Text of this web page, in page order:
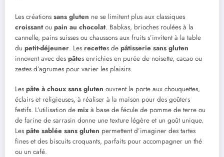
Les créations sans gluten ne se limitent plus aux classiques
croissantou pain au chocolat. Babkas, brioches roulées à la
cannelle, pains suisses ou chaussons aux fruits s’invitent à la table
du petit-déjeuner. Les recettes de pâtisserie sans gluten
innovent avec des pâtes enrichies en purée de noisette, cacao ou
zestes d’agrumes pour varier les plaisirs.
Les pâte à choux sans gluten ouvrent la porte aux chouquettes,
éclairs et religieuses, à réaliser à la maison pour des goûters
festifs. L’utilisation de mix à base de fécule de pomme de terre ou
de farine de sarrasin donne une texture légère et un goût unique.
Les pâte sablée sans gluten permettent d’imaginer des tartes
fines et des biscuits croquants, parfaits pour accompagner un thé
ou un café.